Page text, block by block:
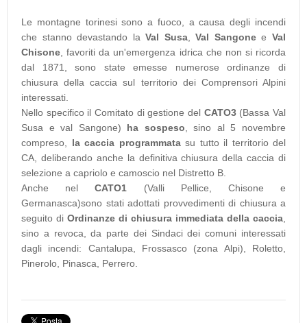
Le montagne torinesi sono a fuoco, a causa degli incendi
che stanno devastando laVal Susa,Val SangoneeVal
Chisone , favoriti da un'emergenza idrica che non si ricorda
dal 1871, sono state emesse numerose ordinanze di
chiusura della caccia sul territorio dei Comprensori Alpini
interessati.
Nello specifico il Comitato di gestione del CATO3(Bassa Val
Susa e val Sangone) ha sospeso , sino al 5 novembre
compreso, la caccia programmatasu tutto il territorio del
CA, deliberando anche la definitiva chiusura della caccia di
selezione a capriolo e camoscio nel Distretto B.
Anche nelCATO1 (Valli Pellice, Chisone e
Germanasca)sono stati adottati provvedimenti di chiusura a
seguito di Ordinanze di chiusura immediata della caccia
sino a revoca, da parte dei Sindaci dei comuni interessati
dagli incendi: Cantalupa, Frossasco (zona Alpi), Roletto,
Pinerolo, Pinasca, Perrero.